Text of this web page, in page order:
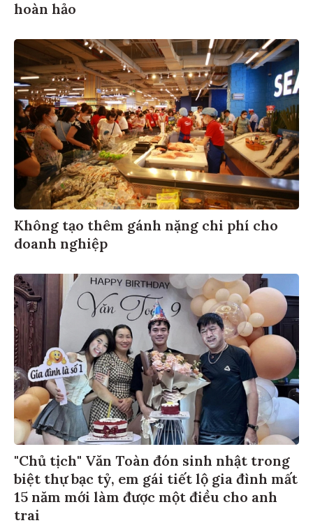
hoàn hảo
Không tạo thêm gánh nặng chi phí cho
doanh nghiệp
"Chủ tịch" Văn Toàn đón sinh nhật trong
biệt thự bạc tỷ, em gái tiết lộ gia đình mất
15 năm mới làm được một điều cho anh
trai